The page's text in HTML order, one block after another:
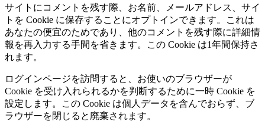
サイトにコメントを残す際、お名前、メールアドレス、サイ
トを Cookie に保存することにオプトインできます。これは
あなたの便宜のためであり、他のコメントを残す際に詳細情
報を再入力する手間を省きます。この Cookie は1年間保持さ
れます。
ログインページを訪問すると、お使いのブラウザーが
Cookie を受け入れられるかを判断するために一時 Cookie を
設定します。この Cookie は個人データを含んでおらず、ブ
ラウザーを閉じると廃棄されます。